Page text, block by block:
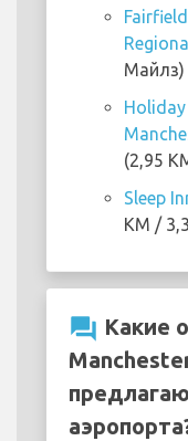
Майлз)
Holiday
(2,95
Sleep
KM /
question_answer Какие